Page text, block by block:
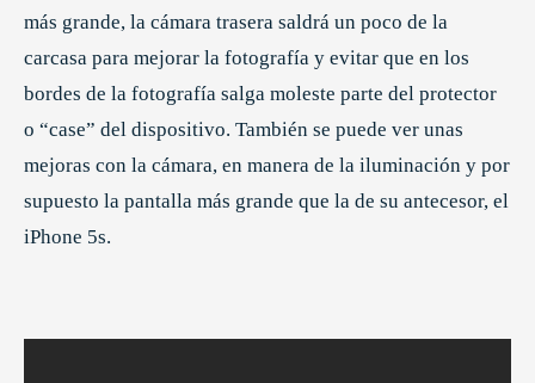
más grande, la cámara trasera saldrá un poco de la
carcasa para mejorar la fotografía y evitar que en los
bordes de la fotografía salga moleste parte del protector
o “case” del dispositivo. También se puede ver unas
mejoras con la cámara, en manera de la iluminación y por
supuesto la pantalla más grande que la de su antecesor, el
iPhone 5s.